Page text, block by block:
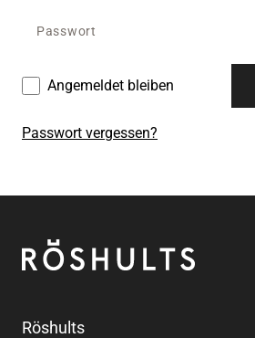
Angemeldet bleiben
Passwort vergessen?
Röshults
Röshults